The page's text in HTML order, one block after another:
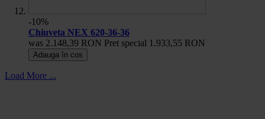
-10%
Chiuveta NEX 620-36-36
was 2.148,39 RON Pret special 1.933,55 RON
Adauga în cos
Load More ...